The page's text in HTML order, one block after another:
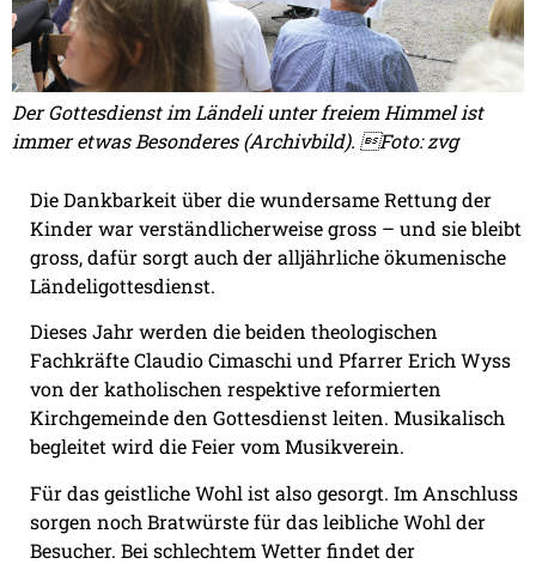
Der Gottesdienst im Ländeli unter freiem Himmel ist
immer etwas Besonderes (Archivbild). Foto: zvg
Die Dankbarkeit über die wundersame Rettung der
Kinder war verständlicherweise gross – und sie bleibt
gross, dafür sorgt auch der alljährliche ökumenische
Ländeligottesdienst.
Dieses Jahr werden die beiden theologischen
Fachkräfte Claudio Cimaschi und Pfarrer Erich Wyss
von der katholischen respektive reformierten
Kirchgemeinde den Gottesdienst leiten. Musikalisch
begleitet wird die Feier vom Musikverein.
Für das geistliche Wohl ist also gesorgt. Im Anschluss
sorgen noch Bratwürste für das leibliche Wohl der
Besucher. Bei schlechtem Wetter findet der